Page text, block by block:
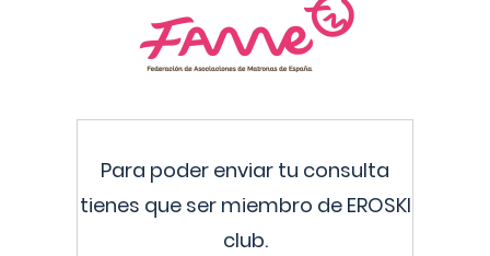
Para poder enviar tu consulta
tienes que ser miembro de EROSKI
club.